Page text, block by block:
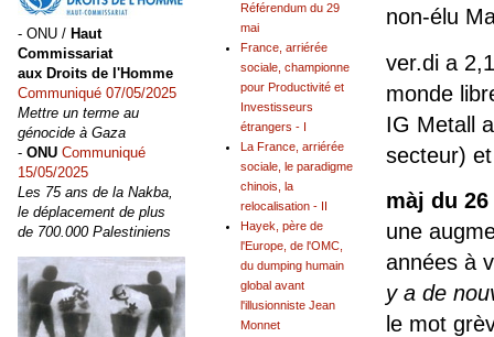
non-élu
ver.di a
monde
IG Metall
secteur)
màj du
une
années à
y a de
le mot
Référendum du 29
mai
France, arriérée
sociale, championne
pour Productivité et
Investisseurs
étrangers - I
La France, arriérée
sociale, le paradigme
chinois, la
relocalisation - II
Hayek, père de
l'Europe, de l'OMC,
du dumping humain
global avant
l'illusionniste Jean
Monnet
- ONU / Haut
Commissariat
aux Droits de l'Homme
Communiqué 07/05/2025
Mettre un terme au
génocide à Gaza
- ONU Communiqué
15/05/2025
Les 75 ans de la Nakba,
le déplacement de plus
de 700.000 Palestiniens